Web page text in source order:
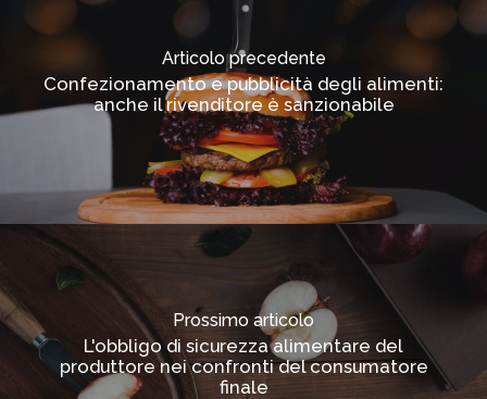
Articolo precedente
Confezionamento e pubblicità degli alimenti:
anche il rivenditore è sanzionabile
Prossimo articolo
L'obbligo di sicurezza alimentare del
produttore nei confronti del consumatore
finale